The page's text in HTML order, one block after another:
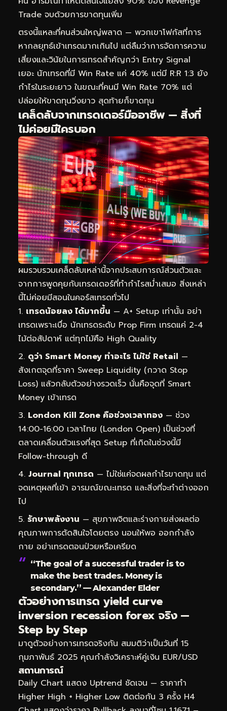
Trade จบด้วยการขาดทุนเพิ่ม
ตรงนี้แหละที่คนส่วนใหญ่พลาด — พวกเขาโฟกัสที่การ
หากลยุทธ์เข้าเทรดมากเกินไป แต่ลืมว่าการจัดการความ
เสี่ยงและวินัยในการเทรดสำคัญกว่า Entry Signal
เยอะ นักเทรดที่มี Win Rate แค่ 40% แต่มี R:R 1:3 ยัง
กำไรในระยะยาว ในขณะที่คนมี Win Rate 70% แต่
ปล่อยให้ขาดทุนวิ่งยาว สุดท้ายก็ขาดทุน
เคล็ดลับจากเทรดเดอร์มืออาชีพ — สิ่งที่
ไม่ค่อยมีใครบอก
ผมรวบรวมเคล็ดลับเหล่านี้จากประสบการณ์ส่วนตัวและ
จากการพูดคุยกับเทรดเดอร์ที่ทำกำไรสม่ำเสมอ สิ่งเหล่า
นี้ไม่ค่อยมีสอนในคอร์สเทรดทั่วไป
เทรดน้อยลง ได้มากขึ้น — A+ Setup เท่านั้น อย่า
เทรดเพราะเบื่อ นักเทรดระดับ Prop Firm เทรดแค่ 2-4
ไม้ต่อสัปดาห์ แต่ทุกไม้คือ High Quality
ดูว่า Smart Money ทำอะไร ไม่ใช่ Retail —
สังเกตจุดที่ราคา Sweep Liquidity (กวาด Stop
Loss) แล้วกลับตัวอย่างรวดเร็ว นั่นคือจุดที่ Smart
Money เข้าเทรด
London Kill Zone คือช่วงเวลาทอง — ช่วง
14:00-16:00 เวลาไทย (London Open) เป็นช่วงที่
ตลาดเคลื่อนตัวแรงที่สุด Setup ที่เกิดในช่วงนี้มี
Follow-through ดี
Journal ทุกเทรด — ไม่ใช่แค่จดผลกำไรขาดทุน แต่
จดเหตุผลที่เข้า อารมณ์ขณะเทรด และสิ่งที่จะทำต่างออก
ไป
รักษาพลังงาน — สุขภาพจิตและร่างกายส่งผลต่อ
คุณภาพการตัดสินใจโดยตรง นอนให้พอ ออกกำลัง
กาย อย่าเทรดตอนป่วยหรือเครียด
“The goal of a successful trader is to
make the best trades. Money is
secondary.” — Alexander Elder
ตัวอย่างการเทรด yield curve
inversion recession forex จริง —
Step by Step
มาดูตัวอย่างการเทรดจริงกัน สมมติว่าเป็นวันที่ 15
กุมภาพันธ์ 2025 คุณกำลังวิเคราะห์คู่เงิน EUR/USD
สถานการณ์
Daily Chart แสดง Uptrend ชัดเจน — ราคาทำ
Higher High + Higher Low ติดต่อกัน 3 ครั้ง H4